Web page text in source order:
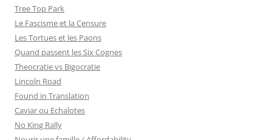
Tree Top Park
Le Fascisme et la Censure
Les Tortues et les Paons
Quand passent les Six Cognes
Theocratie vs Bigocratie
Lincoln Road
Found in Translation
Caviar ou Echalotes
No King Rally